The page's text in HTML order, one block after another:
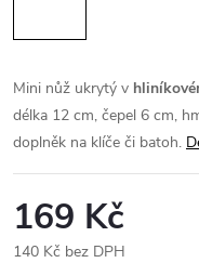
Mini nůž ukrytý v
délka 12 cm, čepel 6 cm,
doplněk na klíče či batoh.
169 Kč
140 Kč bez DPH